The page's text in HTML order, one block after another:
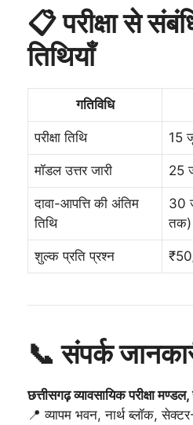
📋 परीक्षा से
तिथियाँ
गतिविधि
परीक्षा तिथि 15
मॉडल उत्तर जारी 25
दावा-आपत्ति की अंतिम
तिथि
30
तक)
शुल्क प्रति प्रश्न
📞 संपर्क
छत्तीसगढ़ व्यावसायिक परीक्षा मण्डल,
📍 व्यापम भवन, नार्थ ब्लॉक,